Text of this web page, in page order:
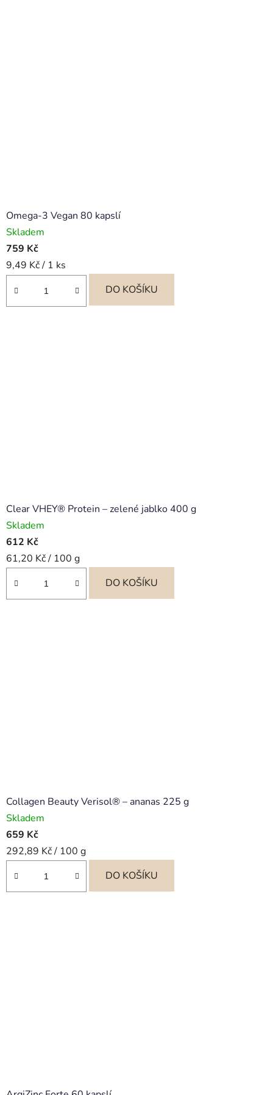
Omega-3 Vegan 80 kapslí
Skladem
759 Kč
Měrná
9,49 Kč / 1 ks
DO KOŠÍKU
Clear VHEY® Protein – zelené jablko 400 g
Skladem
612 Kč
Měrná
61,20 Kč / 100 g
DO KOŠÍKU
Collagen Beauty Verisol® – ananas 225 g
Skladem
659 Kč
Měrná
292,89 Kč / 100 g
DO KOŠÍKU